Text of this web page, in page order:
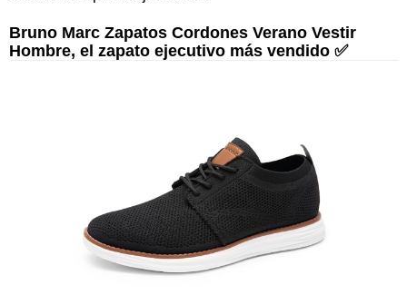
Bruno Marc Zapatos Cordones Verano Vestir
Hombre, el zapato ejecutivo más vendido ✅